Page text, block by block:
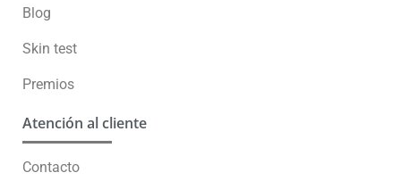
Blog
Skin test
Premios
Atención al cliente
Contacto